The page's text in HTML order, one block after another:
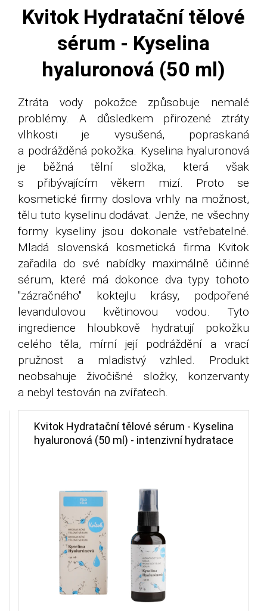
Kvitok Hydratační tělové
sérum - Kyselina
hyaluronová (50 ml)
Ztráta vody pokožce způsobuje nemalé
problémy. A důsledkem přirozené ztráty
vlhkosti je vysušená, popraskaná
a podrážděná pokožka. Kyselina hyaluronová
je běžná tělní složka, která však
s přibývajícím věkem mizí. Proto se
kosmetické firmy doslova vrhly na možnost,
tělu tuto kyselinu dodávat. Jenže, ne všechny
formy kyseliny jsou dokonale vstřebatelné.
Mladá slovenská kosmetická firma Kvitok
zařadila do své nabídky maximálně účinné
sérum, které má dokonce dva typy tohoto
"zázračného" koktejlu krásy, podpořené
levandulovou květinovou vodou. Tyto
ingredience hloubkově hydratují pokožku
celého těla, mírní její podráždění a vrací
pružnost a mladistvý vzhled. Produkt
neobsahuje živočišné složky, konzervanty
a nebyl testován na zvířatech.
Kvitok Hydratační tělové sérum - Kyselina
hyaluronová (50 ml) - intenzivní hydratace